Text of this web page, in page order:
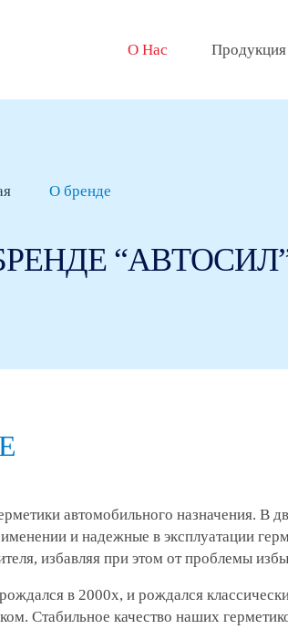
О Нас Продукция
О бренде
автомобильного назначения. В
и надежные в эксплуатации
избавляя при этом от проблемы
в 2000х, и рождался
Стабильное качество наших